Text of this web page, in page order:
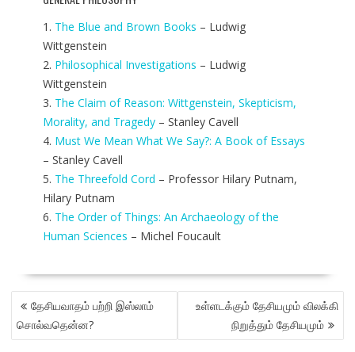
1. The Blue and Brown Books – Ludwig
Wittgenstein
2. Philosophical Investigations – Ludwig
Wittgenstein
3. The Claim of Reason: Wittgenstein, Skepticism,
Morality, and Tragedy– Stanley Cavell
4. Must We Mean What We Say?: A Book of Essays
– Stanley Cavell
5. The Threefold Cord – Professor Hilary Putnam,
Hilary Putnam
6. The Order of Things: An Archaeology of the
Human Sciences – Michel Foucault
POST
NAVIGATION
தேசியவாதம் பற்றி இஸ்லாம்
சொல்வதென்ன?
உள்ளடக்கும் தேசியமும் விலக்கி
நிறுத்தும் தேசியமும்